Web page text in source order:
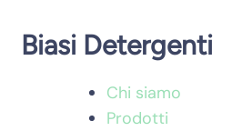
Biasi Detergenti
Chi siamo
Prodotti